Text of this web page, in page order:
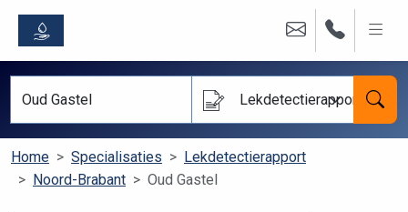
Lekdetectierapport
Home Specialisaties
Lekdetectierapport
Noord-Brabant
Oud Gastel